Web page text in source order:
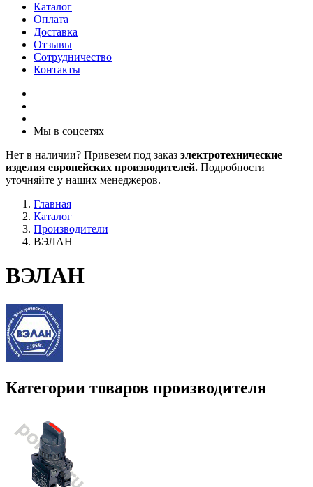
Каталог
Оплата
Доставка
Отзывы
Сотрудничество
Контакты
Мы в соцсетях
Нет в наличии? Привезем под заказ электротехнические
изделия европейских производителей. Подробности
уточняйте у наших менеджеров.
Главная
Каталог
Производители
ВЭЛАН
ВЭЛАН
Категории товаров производителя